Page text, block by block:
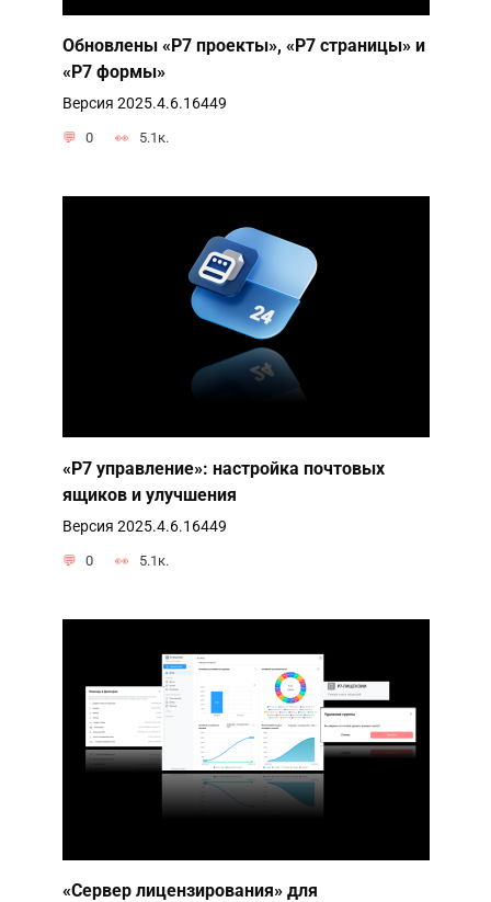
Обновлены «Р7 проекты», «Р7 страницы» и
«Р7 формы»
Версия 2025.4.6.16449
0 5.1к.
«Р7 управление»: настройка почтовых
ящиков и улучшения
Версия 2025.4.6.16449
0 5.1к.
«Сервер лицензирования» для